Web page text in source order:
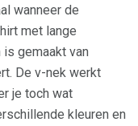
wanneer de
met lange
gemaakt van
De v-nek werkt
je toch wat
kleuren en